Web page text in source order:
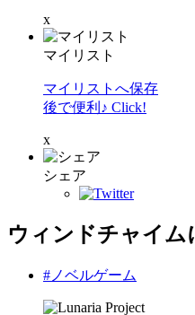
x
マイリスト
マイリストへ保存
後で便利♪ Click!
x
シェア
ウィンドチャイム
#ノベルゲーム